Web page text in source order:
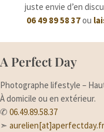
juste envie d’en
06 49 89 58 37ou
A Perfect Day
Photographe lifestyle –
À domicile ou en extérieur.
✆06.49.89.58.37
➣aurelien[at]aperfectday.fr